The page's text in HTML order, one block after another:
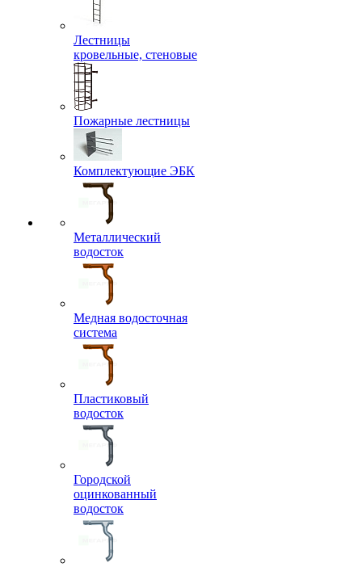
Лестницы
кровельные, стеновые
Пожарные лестницы
Комплектующие ЭБК
Металлический
водосток
Медная водосточная
система
Пластиковый
водосток
Городской
оцинкованный
водосток